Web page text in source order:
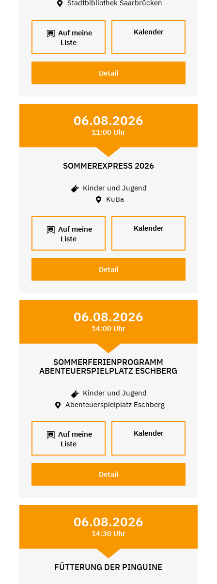
Stadtbibliothek Saarbrücken
Auf meine
Liste
Kalender
Detail
06.08.2026
11:00 Uhr
SOMMEREXPRESS 2026
Kinder und Jugend
KuBa
Auf meine
Liste
Kalender
Detail
06.08.2026
14:00 Uhr
SOMMERFERIENPROGRAMM
ABENTEUERSPIELPLATZ ESCHBERG
Kinder und Jugend
Abenteuerspielplatz Eschberg
Auf meine
Liste
Kalender
Detail
06.08.2026
14:30 Uhr
FÜTTERUNG DER PINGUINE